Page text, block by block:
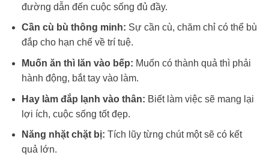
đường dẫn đến cuộc sống đủ đầy.
Cần cù bù thông minh: Sự cần cù, chăm chỉ có thể bù
đắp cho hạn chế về trí tuệ.
Muốn ăn thì lăn vào bếp: Muốn có thành quả thì phải
hành động, bắt tay vào làm.
Hay làm đắp lạnh vào thân: Biết làm việc sẽ mang lại
lợi ích, cuộc sống tốt đẹp.
Năng nhặt chặt bị: Tích lũy từng chút một sẽ có kết
quả lớn.